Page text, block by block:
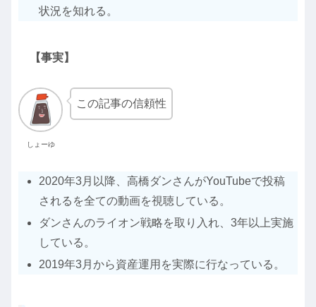
状況を知れる。
【事実】
しょーゆ
この記事の信頼性
2020年3月以降、高橋ダンさんがYouTubeで投稿
されるを全ての動画を視聴している。
ダンさんのライオン戦略を取り入れ、3年以上実施
している。
2019年3月から資産運用を実際に行なっている。